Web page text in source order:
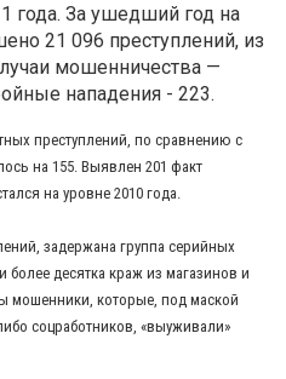
года. За ушедший год на
21 096 преступлений, из
мошенничества —
нападения - 223.
преступлений, по сравнению с
на 155. Выявлен 201 факт
на уровне 2010 года.
задержана группа серийных
десятка краж из магазинов и
мошенники, которые, под маской
соцработников, «выуживали»